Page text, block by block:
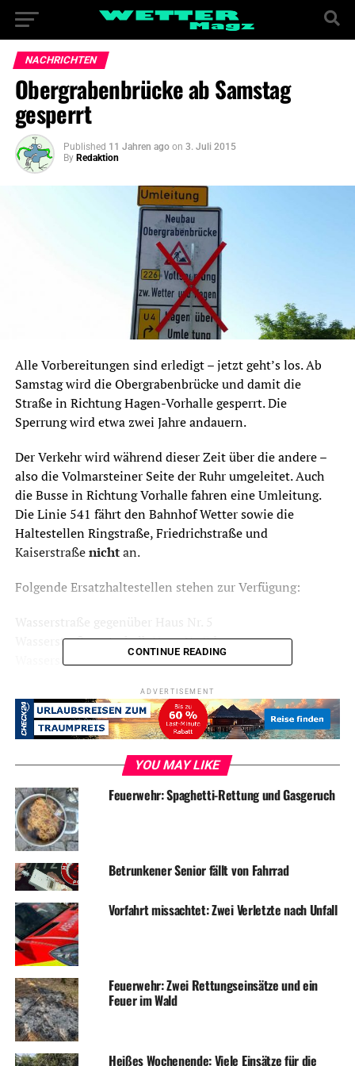
NACHRICHTEN
Obergrabenbrücke ab Samstag
gesperrt
Published 11 Jahren ago on 3. Juli 2015
By Redaktion
Alle Vorbereitungen sind erledigt – jetzt geht’s los. Ab
Samstag wird die Obergrabenbrücke und damit die
Straße in Richtung Hagen-Vorhalle gesperrt. Die
Sperrung wird etwa zwei Jahre andauern.
Der Verkehr wird während dieser Zeit über die andere –
also die Volmarsteiner Seite der Ruhr umgeleitet. Auch
die Busse in Richtung Vorhalle fahren eine Umleitung.
Die Linie 541 fährt den Bahnhof Wetter sowie die
Haltestellen Ringstraße, Friedrichstraße und
Kaiserstraßenichtan.
Folgende Ersatzhaltestellen stehen zur Verfügung:
Wasserstraße gegenüber Haus Nr. 5
Wasserstraße unterhalb Haus Nr. 7d
Wasserstraße Wendebereich Höhe Aldi.
Alle anderen Busse fahren nach wie vor den Bahnhof
Wetter an, auch die Linie 591 Bf Wetter – Hagen-Vorhalle
– Hagen Hbf.
An den beiden stark belasteten Kreuzungen in Wetter
und Vorhalle wurden provisorische Ampelanlagen
eingerichtet. Die sollen den Verkehr zügig auf die
Umleitungsstrecke zu leiten.
CONTINUE READING
ADVERTISEMENT
YOU MAY LIKE
Feuerwehr: Spaghetti-Rettung und Gasgeruch
Betrunkener Senior fällt von Fahrrad
Vorfahrt missachtet: Zwei Verletzte nach Unfall
Feuerwehr: Zwei Rettungseinsätze und ein
Feuer im Wald
Heißes Wochenende: Viele Einsätze für die